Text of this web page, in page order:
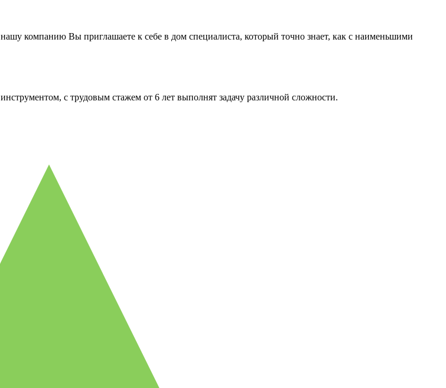
компанию Вы приглашаете к себе в дом специалиста, который точно знает, как с наименьшими
с трудовым стажем от 6 лет выполнят задачу различной сложности.